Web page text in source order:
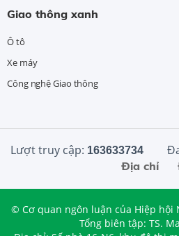
Giao thông xanh
Ô tô
Xe máy
Công nghệ Giao thông
Lượt truy cập: 163633734
Địa chỉ
© Cơ quan ngôn luận của Hiệp hội
Tổng biên tập: TS.